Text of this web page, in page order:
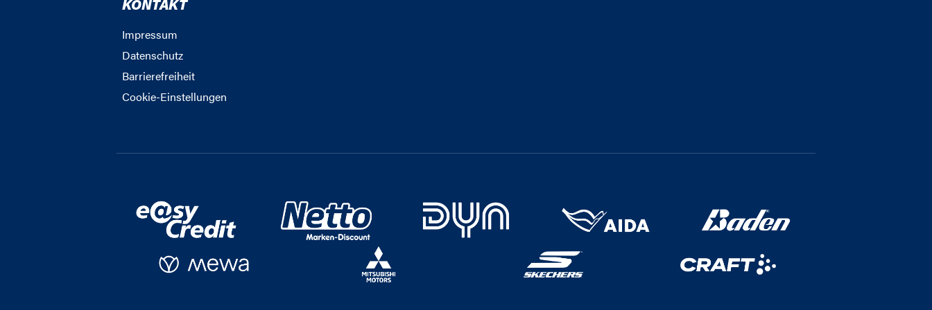
Impressum
Datenschutz
Barrierefreiheit
Cookie-Einstellungen